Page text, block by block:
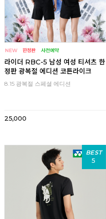
라이더 RBC-5 남성 여성 티셔츠 한
정판 광복절 에디션 코튼라이크
8.15 광복절 스페셜 에디션
25,000
BEST
5